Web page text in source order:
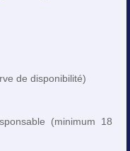
de disponibilité)
(minimum 18